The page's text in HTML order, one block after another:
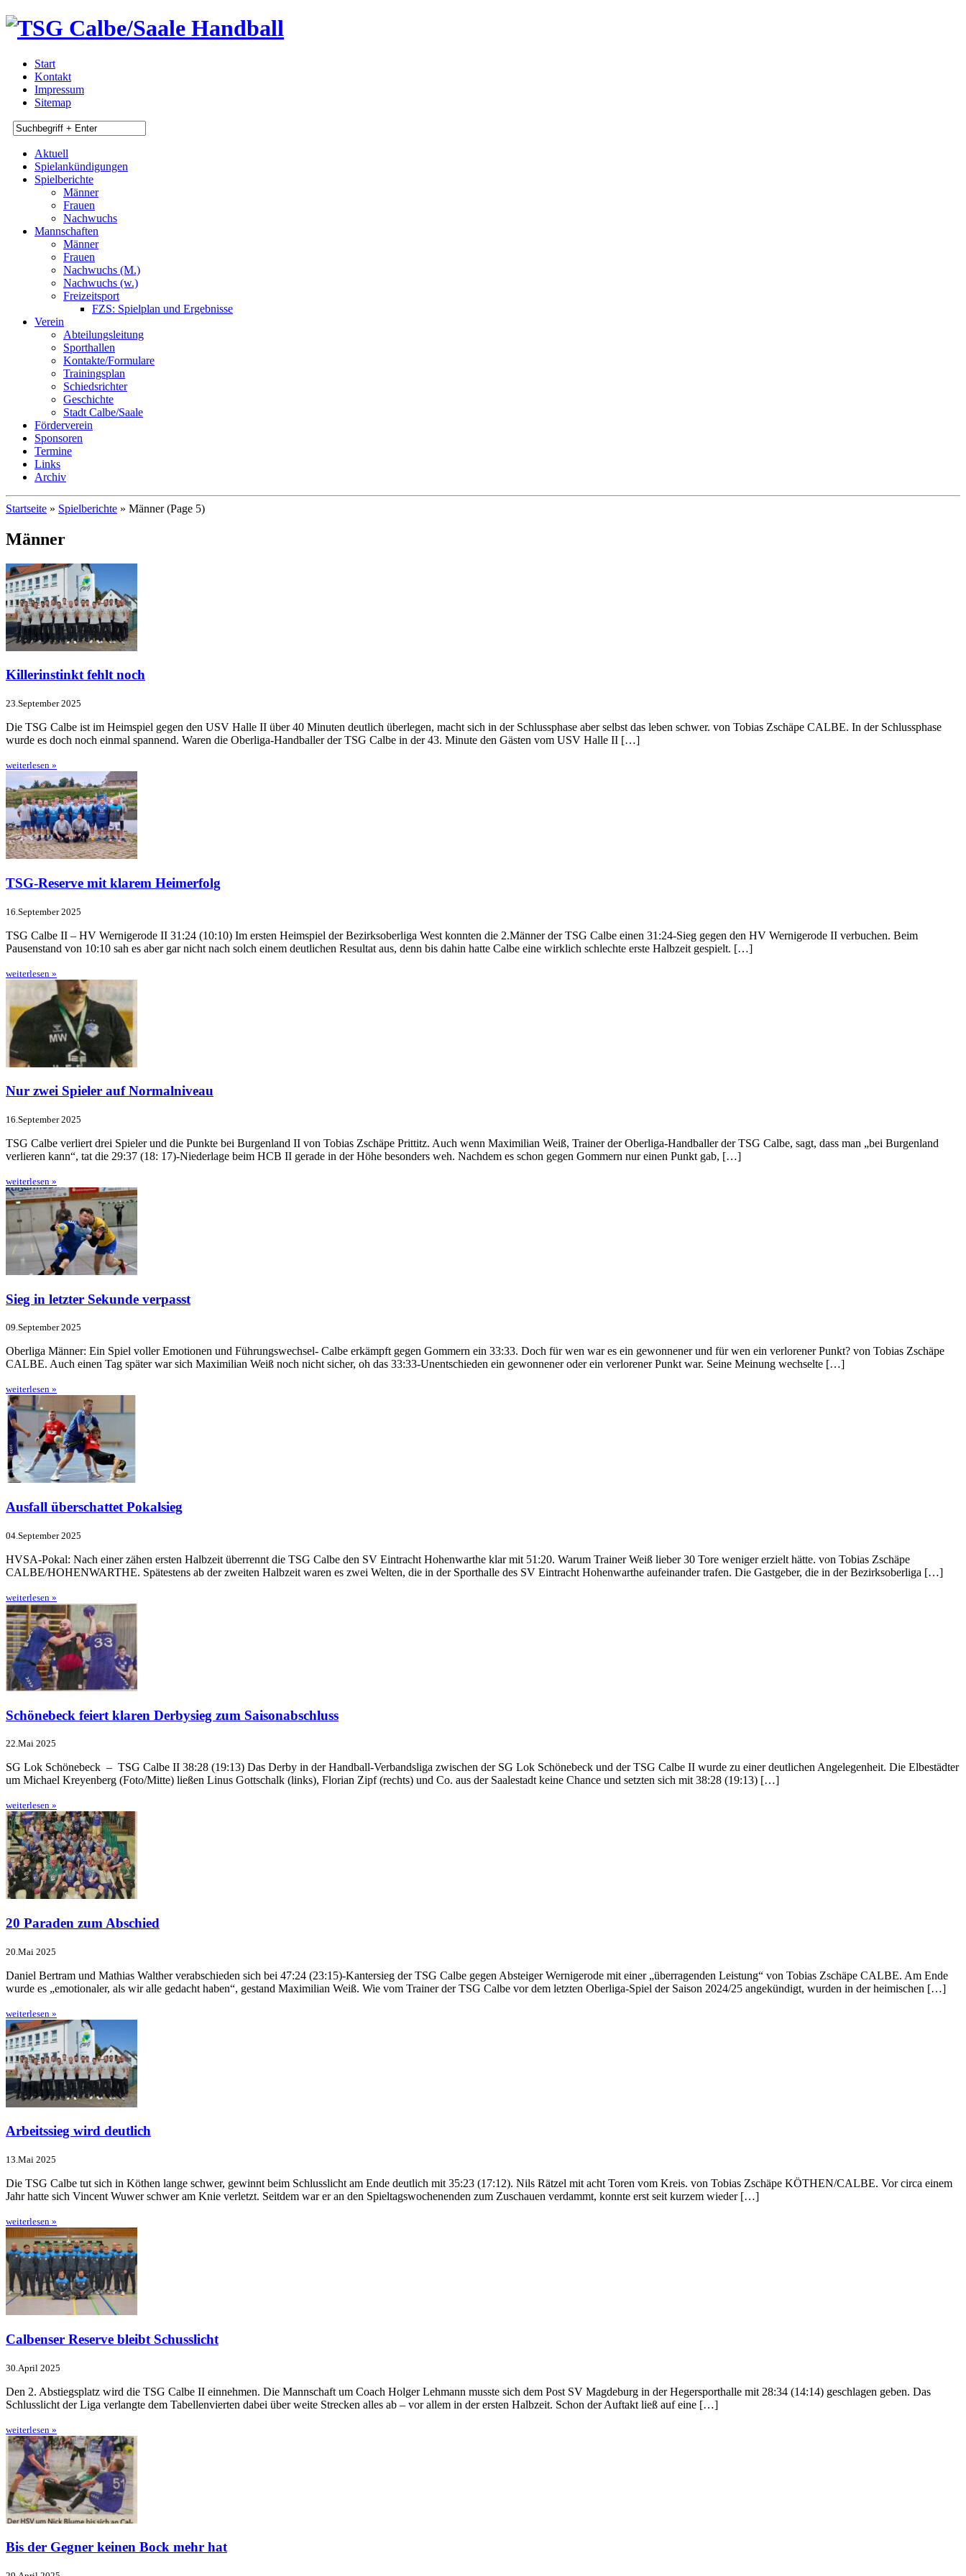
Start
Kontakt
Impressum
Sitemap
Aktuell
Spielankündigungen
Spielberichte
Männer
Frauen
Nachwuchs
Mannschaften
Männer
Frauen
Nachwuchs (M.)
Nachwuchs (w.)
Freizeitsport
FZS: Spielplan und Ergebnisse
Verein
Abteilungsleitung
Sporthallen
Kontakte/Formulare
Trainingsplan
Schiedsrichter
Geschichte
Stadt Calbe/Saale
Förderverein
Sponsoren
Termine
Links
Archiv
Startseite » Spielberichte » Männer(Page 5)
Männer
Killerinstinkt fehlt noch
23.September 2025
Die TSG Calbe ist im Heimspiel gegen den USV Halle II über 40 Minuten deutlich überlegen, macht sich in der Schlussphase aber selbst das leben schwer. von Tobias Zschäpe CALBE. In der Schlussphase
wur­de es doch noch einmal span­nend. Waren die Oberliga-Hand­baller der TSG Calbe in der 43. Minute den Gästen vom USV Hal­le II […]
weiterlesen »
TSG-Reserve mit klarem Heimerfolg
16.September 2025
TSG Calbe II – HV Wernigerode II 31:24 (10:10) Im ersten Heimspiel der Bezirksoberliga West konnten die 2.Männer der TSG Calbe einen 31:24-Sieg gegen den HV Wernigerode II verbuchen. Beim
Pausenstand von 10:10 sah es aber gar nicht nach solch einem deutlichen Resultat aus, denn bis dahin hatte Calbe eine wirklich schlechte erste Halbzeit gespielt. […]
weiterlesen »
Nur zwei Spieler auf Normalniveau
16.September 2025
TSG Calbe verliert drei Spieler und die Punkte bei Burgenland II von Tobias Zschäpe Prittitz. Auch wenn Maximilian Weiß, Trainer der Oberliga-Hand­baller der TSG Calbe, sagt, dass man „bei Burgenland
verlieren kann“, tat die 29:37 (18: 17)-Nie­derlage beim HCB II gerade in der Höhe besonders weh. Nach­dem es schon gegen Gommern nur einen Punkt gab, […]
weiterlesen »
Sieg in letzter Sekunde verpasst
09.September 2025
Oberliga Männer: Ein Spiel voller Emotionen und Führungswechsel- Calbe erkämpft gegen Gommern ein 33:33. Doch für wen war es ein gewonnener und für wen ein verlorener Punkt? von Tobias Zschäpe
CALBE. Auch einen Tag später war sich Maximilian Weiß noch nicht si­cher, oh das 33:33-Unentschieden ein gewonnener oder ein verlorener Punkt war. Seine Meinung wechsel­te […]
weiterlesen »
Ausfall überschattet Pokalsieg
04.September 2025
HVSA-Pokal: Nach einer zähen ersten Halbzeit überrennt die TSG Calbe den SV Eintracht Hohenwarthe klar mit 51:20. Warum Trainer Weiß lieber 30 Tore weniger erzielt hätte. von Tobias Zschäpe
CALBE/HOHENWARTHE. Spätes­tens ab der zweiten Halbzeit wa­ren es zwei Welten, die in der Sporthalle des SV Eintracht Ho­henwarthe aufeinander trafen. Die Gastgeber, die in der Bezirksober­liga […]
weiterlesen »
Schönebeck feiert klaren Derbysieg zum Saisonabschluss
22.Mai 2025
SG Lok Schönebeck – TSG Calbe II 38:28 (19:13) Das Derby in der Handball-Verbandsliga zwi­schen der SG Lok Schönebeck und der TSG Calbe II wurde zu einer deutlichen Angelegen­heit. Die Elbestädter
um Michael Kreyenberg (Foto/Mitte) ließen Linus Gottschalk (links), Florian Zipf (rechts) und Co. aus der Saalestadt keine Chance und setzten sich mit 38:28 (19:13) […]
weiterlesen »
20 Paraden zum Abschied
20.Mai 2025
Daniel Bertram und Mathias Walther verabschieden sich bei 47:24 (23:15)-Kantersieg der TSG Calbe gegen Absteiger Wernigerode mit einer „überragenden Leistung“ von Tobias Zschäpe CALBE. Am Ende
wurde es „emo­tionaler, als wir alle gedacht ha­ben“, gestand Maximilian Weiß. Wie vom Trainer der TSG Calbe vor dem letzten Oberliga-Spiel der Saison 2024/25 angekündigt, wurden in der heimischen […]
weiterlesen »
Arbeitssieg wird deutlich
13.Mai 2025
Die TSG Calbe tut sich in Köthen lange schwer, gewinnt beim Schlusslicht am Ende deutlich mit 35:23 (17:12). Nils Rätzel mit acht Toren vom Kreis. von Tobias Zschäpe KÖTHEN/CALBE. Vor circa einem
Jahr hatte sich Vincent Wuwer schwer am Knie verletzt. Seitdem war er an den Spieltagswoche­nenden zum Zuschauen ver­dammt, konnte erst seit kurzem wieder […]
weiterlesen »
Calbenser Reserve bleibt Schusslicht
30.April 2025
Den 2. Abstiegsplatz wird die TSG Calbe II einnehmen. Die Mannschaft um Coach Holger Lehmann muss­te sich dem Post SV Magdeburg in der Hegersporthalle mit 28:34 (14:14) geschlagen geben. Das
Schlusslicht der Liga ver­langte dem Tabellenvierten dabei über weite Strecken alles ab – vor allem in der ersten Halbzeit. Schon der Auftakt ließ auf eine […]
weiterlesen »
Bis der Gegner keinen Bock mehr hat